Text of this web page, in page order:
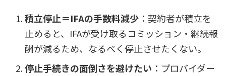
積立停止＝IFAの手数料減少 ：契約者が積立を
止めると、IFAが受け取るコミッション・継続報
酬が減るため、なるべく停止させたくない。
停止手続きの面倒さを避けたい ：プロバイダー